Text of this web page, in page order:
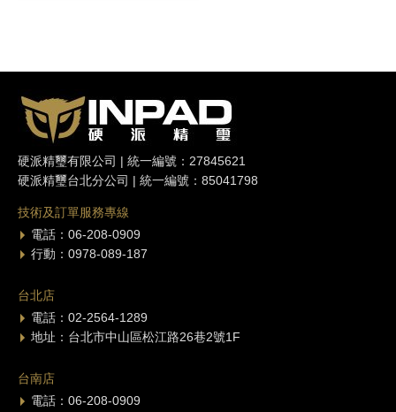
硬派精璽有限公司 | 統一編號：27845621
硬派精璽台北分公司 | 統一編號：85041798
技術及訂單服務專線
電話：06-208-0909
行動：0978-089-187
台北店
電話：02-2564-1289
地址：台北市中山區松江路26巷2號1F
台南店
電話：06-208-0909